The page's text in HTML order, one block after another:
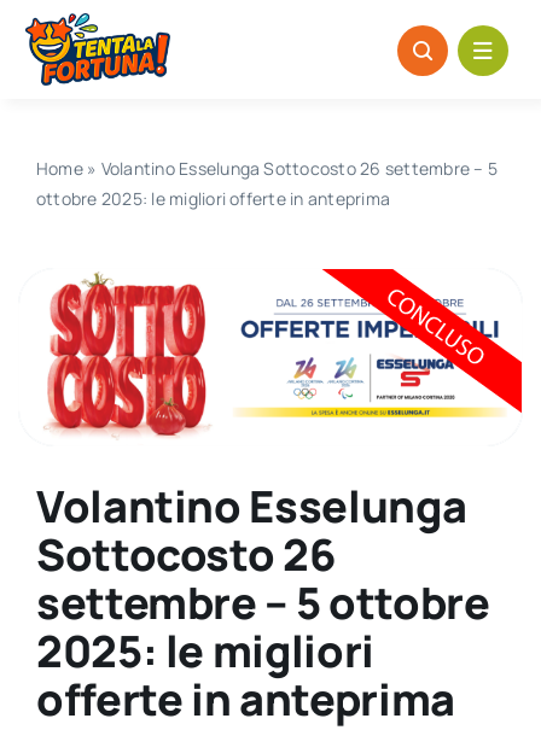
Salta
contenuto
Home» Volantino Esselunga Sottocosto 26 settembre – 5
ottobre 2025: le migliori offerte in anteprima
Volantino Esselunga
Sottocosto 26
settembre – 5 ottobre
2025: le migliori
offerte in anteprima